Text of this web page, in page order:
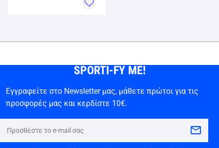
SPORTI-FY ME!
Εγγραφείτε στο Newsletter μας, μάθετε πρώτοι για τις
προσφορές μας και κερδίστε 10€.